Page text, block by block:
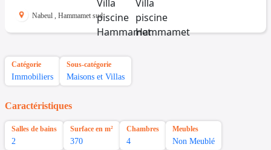
Nabeul , Hammamet sud
Catégorie
Immobiliers
Sous-catégorie
Maisons et Villas
Caractéristiques
Salles de bains
2
Surface en m²
370
Chambres
4
Meubles
Non Meublé